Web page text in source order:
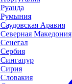
Руанда
Румыния
Саудовская Аравия
Северная Македония
Сенегал
Сербия
Сингапур
Сирия
Словакия